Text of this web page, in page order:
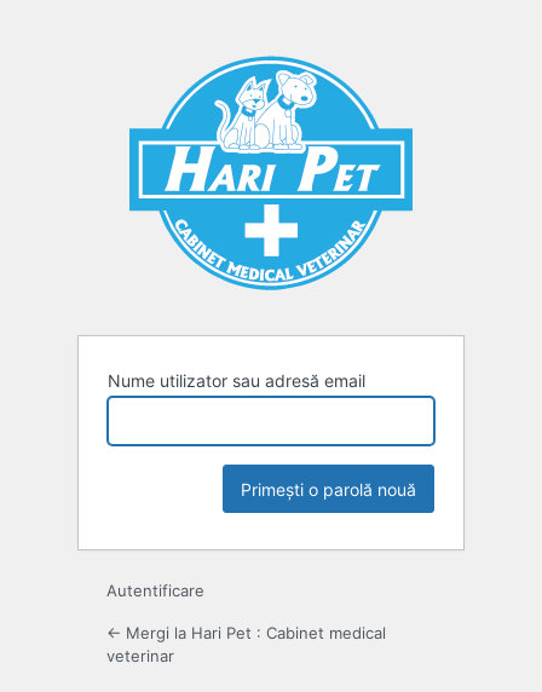
Nume utilizator sau adresă email
Autentificare
← Mergi la Hari Pet : Cabinet medical
veterinar